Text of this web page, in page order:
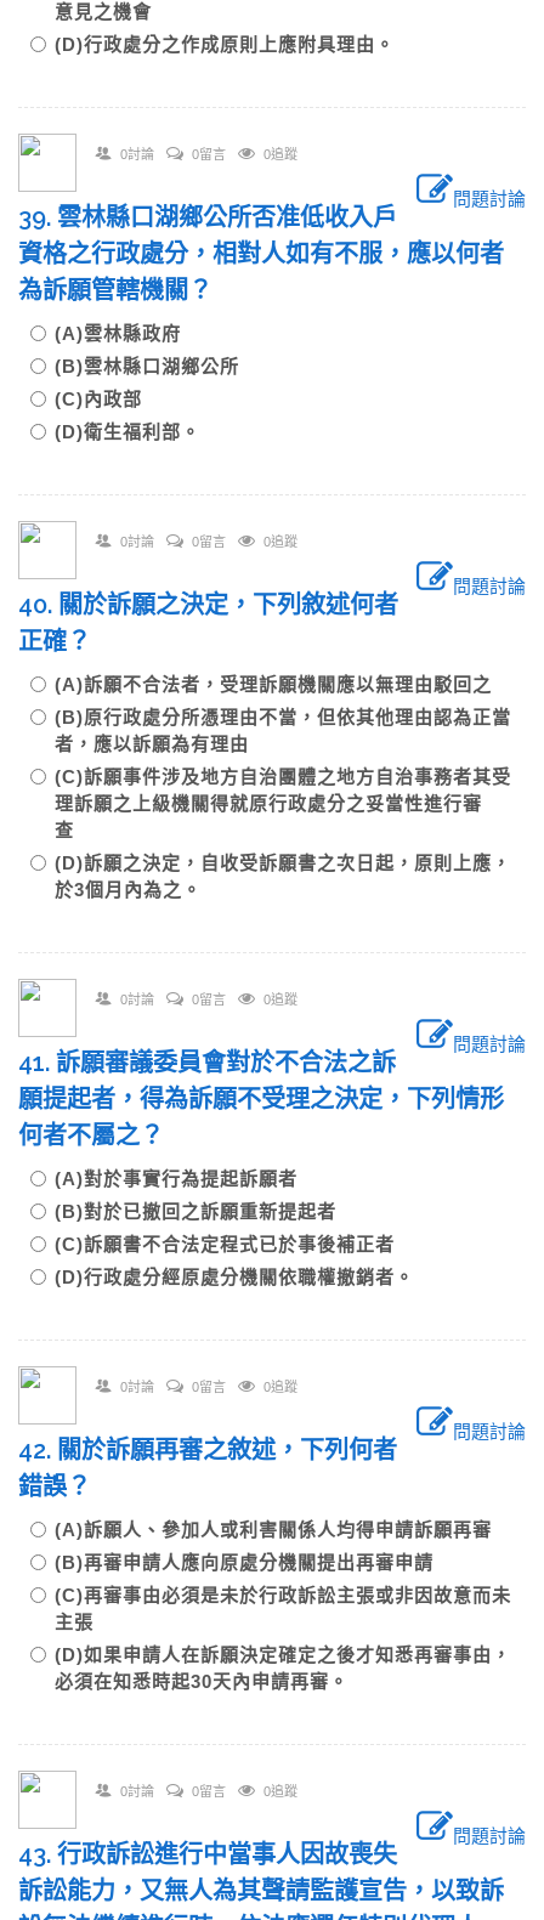
意見之機會
(D)行政處分之作成原則上應附具理由。
0討論 0留言 0追蹤
問題討論
39. 雲林縣口湖鄉公所否准低收入戶
資格之行政處分，相對人如有不服，應以何者
為訴願管轄機關？
(A)雲林縣政府
(B)雲林縣口湖鄉公所
(C)內政部
(D)衛生福利部。
0討論 0留言 0追蹤
問題討論
40. 關於訴願之決定，下列敘述何者
正確？
(A)訴願不合法者，受理訴願機關應以無理由駁回之
(B)原行政處分所憑理由不當，但依其他理由認為正當
者，應以訴願為有理由
(C)訴願事件涉及地方自治團體之地方自治事務者其受
理訴願之上級機關得就原行政處分之妥當性進行審
查
(D)訴願之決定，自收受訴願書之次日起，原則上應，
於3個月內為之。
0討論 0留言 0追蹤
問題討論
41. 訴願審議委員會對於不合法之訴
願提起者，得為訴願不受理之決定，下列情形
何者不屬之？
(A)對於事實行為提起訴願者
(B)對於已撤回之訴願重新提起者
(C)訴願書不合法定程式已於事後補正者
(D)行政處分經原處分機關依職權撤銷者。
0討論 0留言 0追蹤
問題討論
42. 關於訴願再審之敘述，下列何者
錯誤？
(A)訴願人、參加人或利害關係人均得申請訴願再審
(B)再審申請人應向原處分機關提出再審申請
(C)再審事由必須是未於行政訴訟主張或非因故意而未
主張
(D)如果申請人在訴願決定確定之後才知悉再審事由，
必須在知悉時起30天內申請再審。
0討論 0留言 0追蹤
問題討論
43. 行政訴訟進行中當事人因故喪失
訴訟能力，又無人為其聲請監護宣告，以致訴